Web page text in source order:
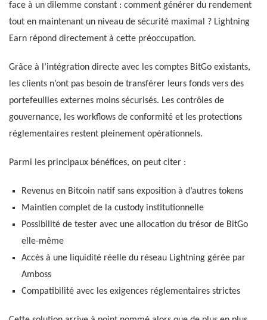
face à un dilemme constant : comment générer du rendement
tout en maintenant un niveau de sécurité maximal ? Lightning
Earn répond directement à cette préoccupation.
Grâce à l’intégration directe avec les comptes BitGo existants,
les clients n’ont pas besoin de transférer leurs fonds vers des
portefeuilles externes moins sécurisés. Les contrôles de
gouvernance, les workflows de conformité et les protections
réglementaires restent pleinement opérationnels.
Parmi les principaux bénéfices, on peut citer :
Revenus en Bitcoin natif sans exposition à d’autres tokens
Maintien complet de la custody institutionnelle
Possibilité de tester avec une allocation du trésor de BitGo
elle-même
Accès à une liquidité réelle du réseau Lightning gérée par
Amboss
Compatibilité avec les exigences réglementaires strictes